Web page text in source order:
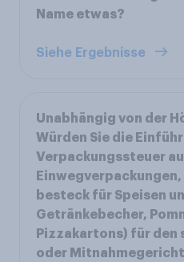
Name etwas?
Siehe Ergebnisse
Unabhängig von der
Würden Sie die
Verpackungssteuer
besteck für Speisen
Getränkebecher,
Pizzakartons) für
oder